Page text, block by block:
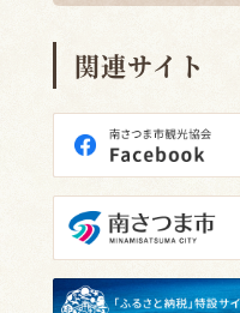
関連サイト